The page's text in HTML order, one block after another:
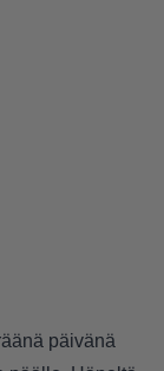
päivänä